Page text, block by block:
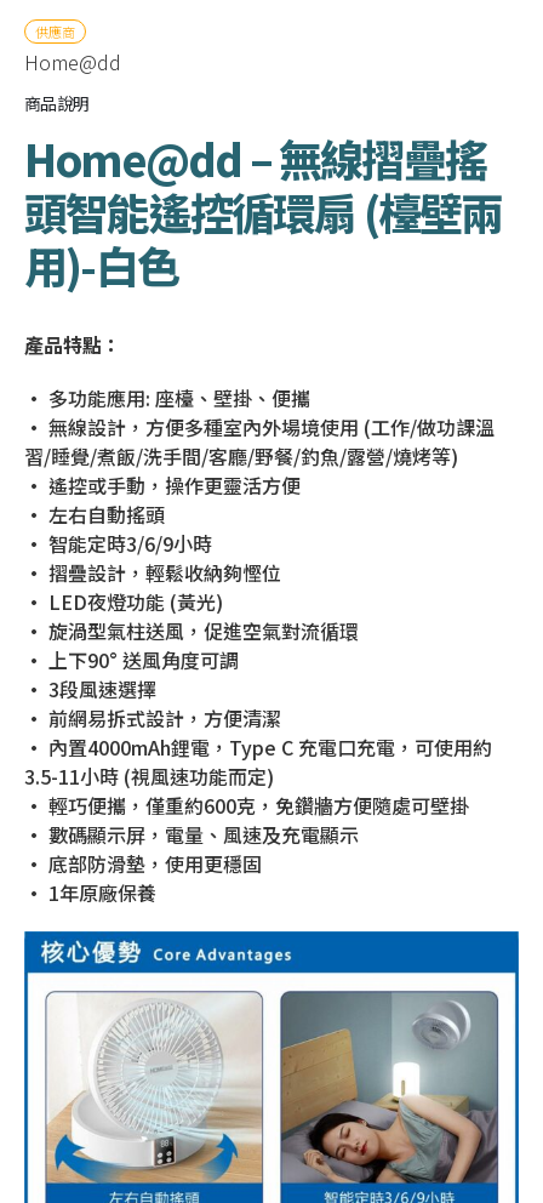
供應商
Home@dd
商品說明
Home@dd – 無線摺疊搖
頭智能遙控循環扇 (檯壁兩
用)-白色
產品特點：
• 多功能應用: 座檯、壁掛、便攜
• 無線設計，方便多種室內外場境使用 (工作/做功課溫
習/睡覺/煮飯/洗手間/客廳/野餐/釣魚/露營/燒烤等)
• 遙控或手動，操作更靈活方便
• 左右自動搖頭
• 智能定時3/6/9小時
• 摺疊設計，輕鬆收納夠慳位
• LED夜燈功能 (黃光)
• 旋渦型氣柱送風，促進空氣對流循環
• 上下90° 送風角度可調
• 3段風速選擇
• 前網易拆式設計，方便清潔
• 內置4000mAh鋰電，Type C 充電口充電，可使用約
3.5-11小時 (視風速功能而定)
• 輕巧便攜，僅重約600克，免鑽牆方便隨處可壁掛
• 數碼顯示屏，電量、風速及充電顯示
• 底部防滑墊，使用更穩固
• 1年原廠保養